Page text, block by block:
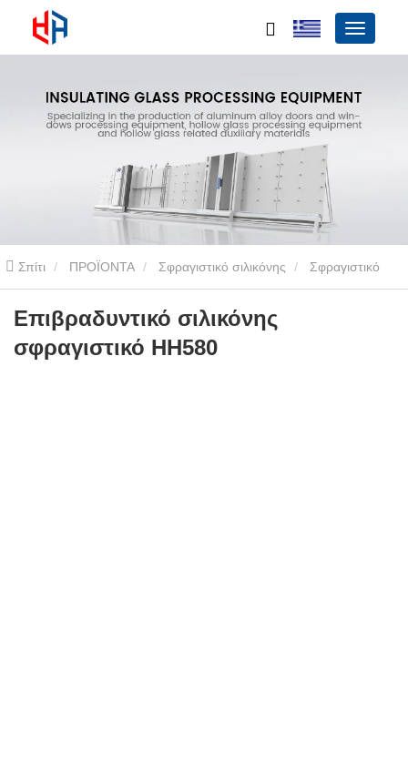
Σπίτι ΠΡΟΪΟΝΤΑ Σφραγιστικό σιλικόνης Σφραγιστικό
σιλικόνης ενός συστατικού
HH580
Επιβραδυντικό σιλικόνης
σφραγιστικό HH580